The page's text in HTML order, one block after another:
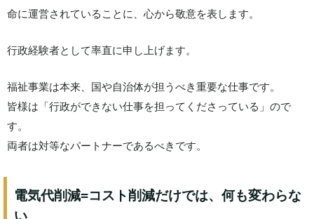
命に運営されていることに、心から敬意を表します。
行政経験者として率直に申し上げます。
福祉事業は本来、国や自治体が担うべき重要な仕事です。
皆様は「行政ができない仕事を担ってくださっている」ので
す。
両者は対等なパートナーであるべきです。
電気代削減=コスト削減だけでは、何も変わらな
い